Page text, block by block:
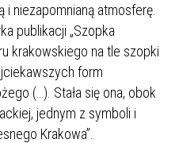
niezapomnianą atmosferę.
publikacji „Szopka
krakowskiego na tle szopki
form
(…). Stała się ona, obok
jednym z symboli i
Krakowa”.